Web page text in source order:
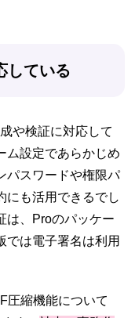
している
や検証に対応して
ム設定であらかじめ
パスワードや権限パ
にも活用できるでし
は、Proのパッケー
では電子署名は利用
圧縮機能について